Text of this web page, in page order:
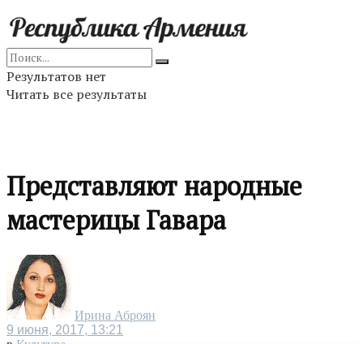
Результатов нет
Читать все результаты
Представляют народные
мастерицы Гавара
Ирина Аброян
9 июня, 2017, 13:21